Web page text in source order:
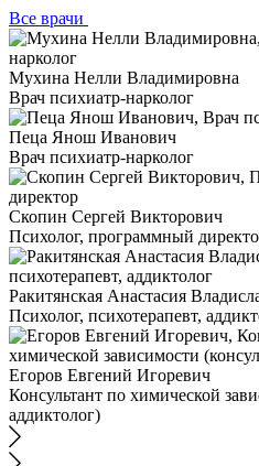
Все врачи
Мухина Нелли Владимировна
Врач психиатр-нарколог
Пеца Янош Иванович
Врач психиатр-нарколог
Скопин Сергей Викторович
Психолог, программный
Ракитянская Анастасия
Психолог, психотерапевт,
Егоров Евгений Игоревич
Консультант по химической
аддиктолог)